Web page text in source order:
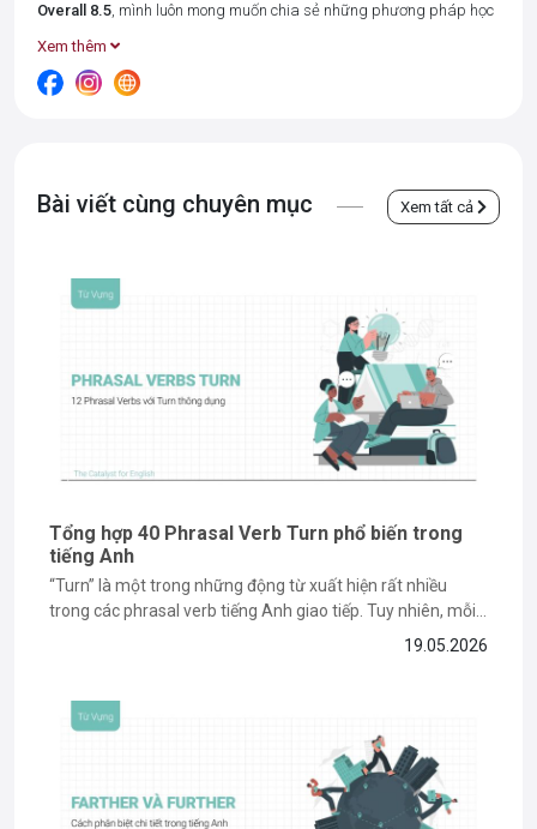
Overall 8.5, mình luôn mong muốn chia sẻ những phương pháp học
quả cao.
Tại The Catalyst for English, mình cùng đội ngũ giáo viên luôn đặt 3
luôn thấu hiểu và đồng hành từng học viên, giúp các bạn không cảm
hứng và hành trang hữu ích cho các bạn trên con đường chinh phục
Xem thêm
Bài viết cùng chuyên mục Xem tất cả
Tổng hợp 40 Phrasal Verb Turn phổ biến trong
tiếng Anh
“Turn” là một trong những động từ xuất hiện rất nhiều
trong các phrasal verb tiếng Anh giao tiếp. Tuy nhiên, mỗi
cụm như “turn on”, “turn off” hay “turn down” lại mang ý
19.05.2026